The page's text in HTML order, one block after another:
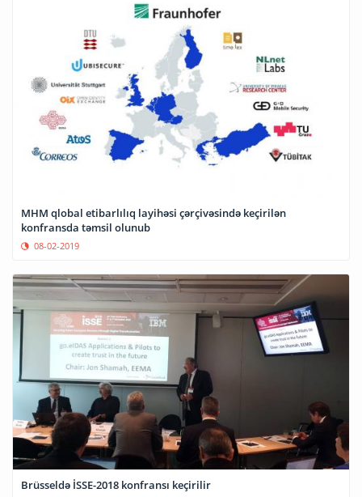
MHM qlobal etibarlılıq layihəsi çərçivəsində keçirilən
konfransda təmsil olunub
08-02-2019
Brüsseldə İSSE-2018 konfransı keçirilir